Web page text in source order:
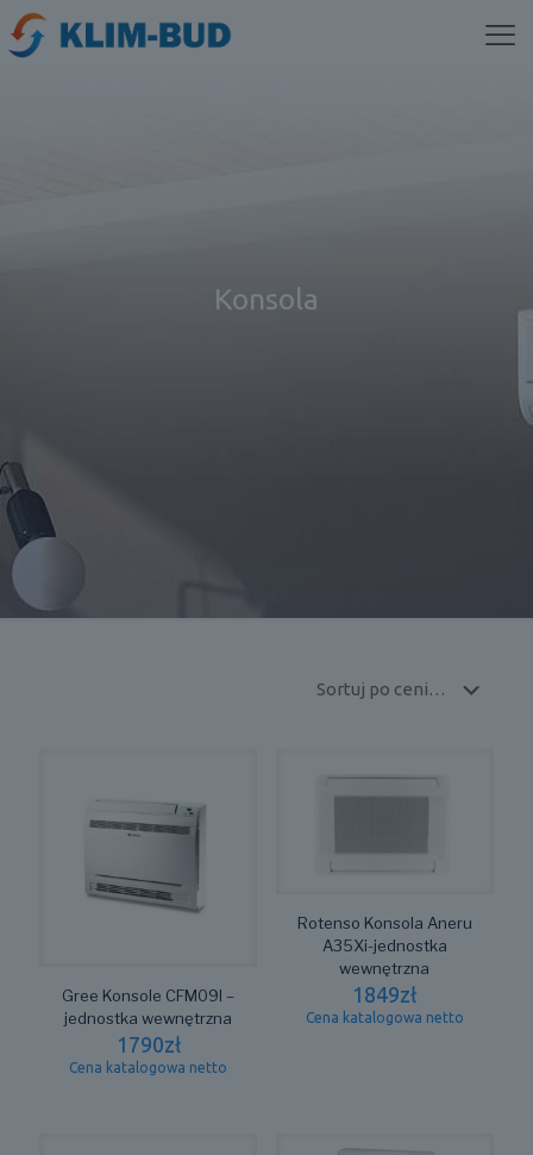
Konsola
Gree Konsole CFM09I –
jednostka wewnętrzna
1790zł
Cena katalogowa netto
Rotenso Konsola Aneru
A35Xi-jednostka
wewnętrzna
1849zł
Cena katalogowa netto